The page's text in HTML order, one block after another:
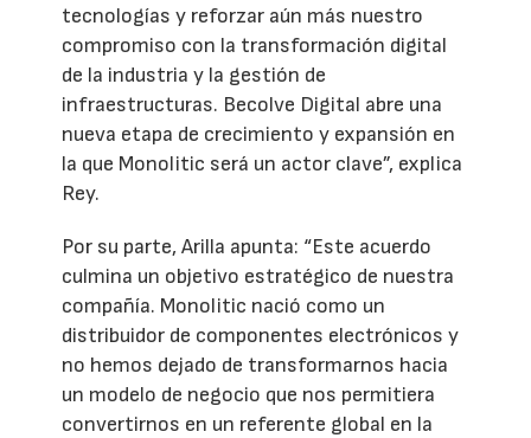
tecnologías y reforzar aún más nuestro
compromiso con la transformación digital
de la industria y la gestión de
infraestructuras. Becolve Digital abre una
nueva etapa de crecimiento y expansión en
la que Monolitic será un actor clave”, explica
Rey.
Por su parte, Arilla apunta: “Este acuerdo
culmina un objetivo estratégico de nuestra
compañía. Monolitic nació como un
distribuidor de componentes electrónicos y
no hemos dejado de transformarnos hacia
un modelo de negocio que nos permitiera
convertirnos en un referente global en la